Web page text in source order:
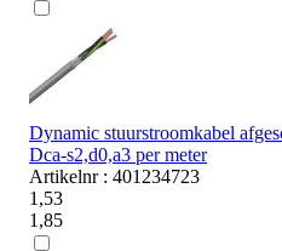
Dynamic stuurstroomkabel
Dca-s2,d0,a3 per meter
Artikelnr : 401234723
1,53
1,85